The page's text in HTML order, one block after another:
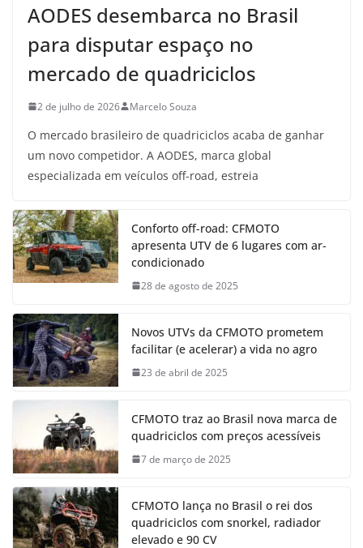
AODES desembarca no Brasil
para disputar espaço no
mercado de quadriciclos
2 de julho de 2026 Marcelo Souza
O mercado brasileiro de quadriciclos acaba de ganhar
um novo competidor. A AODES, marca global
especializada em veículos off-road, estreia
Conforto off-road: CFMOTO
apresenta UTV de 6 lugares com ar-
condicionado
28 de agosto de 2025
Novos UTVs da CFMOTO prometem
facilitar (e acelerar) a vida no agro
23 de abril de 2025
CFMOTO traz ao Brasil nova marca de
quadriciclos com preços acessíveis
7 de março de 2025
CFMOTO lança no Brasil o rei dos
quadriciclos com snorkel, radiador
elevado e 90 CV